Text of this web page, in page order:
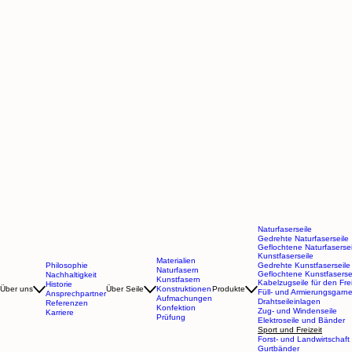
Philosophie
Nachhaltigkeit
Historie
Ansprechpartner
Materialien
Naturfasern
Kunstfasern
Konstruktionen
Aufmachungen
Naturfaserseile
Gedrehte Naturfaserseile
Geflochtene
Kunstfaserseile
Gedrehte Kunstfaserseile
Geflochtene
Kabelzugseile für den
Füll- und Armierungsgarne
Drahtseileinlagen
Zug- und Windenseile
Elektroseile und Bänder